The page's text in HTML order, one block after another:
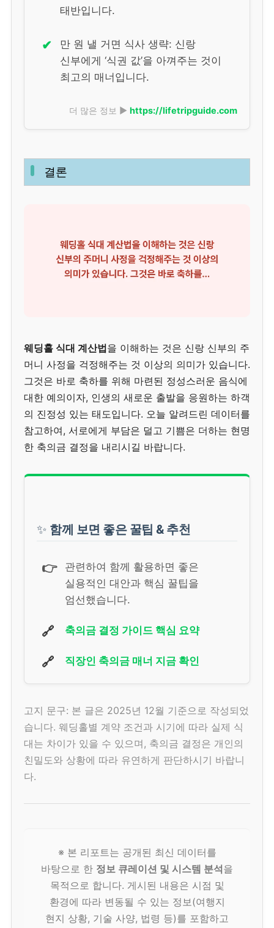
태반입니다.
✔
만 원 낼 거면 식사 생략: 신랑
신부에게 ‘식권 값’을 아껴주는 것이
최고의 매너입니다.
더 많은 정보 ▶ https://lifetripguide.com
결론
웨딩홀 식대 계산법을 이해하는 것은 신랑 신부의 주
머니 사정을 걱정해주는 것 이상의 의미가 있습니다.
그것은 바로 축하를 위해 마련된 정성스러운 음식에
대한 예의이자, 인생의 새로운 출발을 응원하는 하객
의 진정성 있는 태도입니다. 오늘 알려드린 데이터를
참고하여, 서로에게 부담은 덜고 기쁨은 더하는 현명
한 축의금 결정을 내리시길 바랍니다.
✨ 함께 보면 좋은 꿀팁 & 추천
👉
관련하여 함께 활용하면 좋은
실용적인 대안과 핵심 꿀팁을
엄선했습니다.
🔗 축의금 결정 가이드 핵심 요약
🔗 직장인 축의금 매너 지금 확인
고지 문구: 본 글은 2025년 12월 기준으로 작성되었
습니다. 웨딩홀별 계약 조건과 시기에 따라 실제 식
대는 차이가 있을 수 있으며, 축의금 결정은 개인의
친밀도와 상황에 따라 유연하게 판단하시기 바랍니
다.
※ 본 리포트는 공개된 최신 데이터를
바탕으로 한 정보 큐레이션 및 시스템 분석을
목적으로 합니다. 게시된 내용은 시점 및
환경에 따라 변동될 수 있는 정보(여행지
현지 상황, 기술 사양, 법령 등)를 포함하고